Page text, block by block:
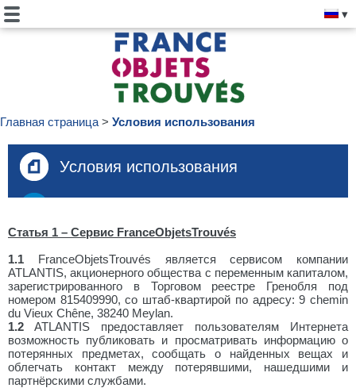
Главная страница Условия использования
Условия использования
Статья 1 – Сервис FranceObjetsTrouvés
1.1 FranceObjetsTrouvés является сервисом компании
ATLANTIS, акционерного общества с переменным капиталом,
зарегистрированного в Торговом реестре Гренобля под
номером 815409990, со штаб-квартирой по адресу: 9 chemin
du Vieux Chêne, 38240 Meylan.
1.2 ATLANTIS предоставляет пользователям Интернета
возможность публиковать и просматривать информацию о
потерянных предметах, сообщать о найденных вещах и
облегчать контакт между потерявшими, нашедшими и
партнёрскими службами.